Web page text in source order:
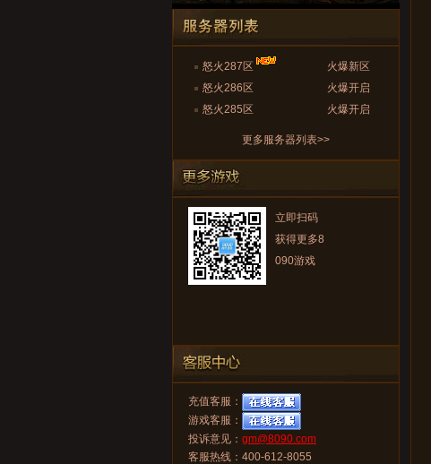
火爆新区
怒火287区
火爆开启
怒火286区
火爆开启
怒火285区
更多服务器列表>>
立即扫码
获得更多8
090游戏
充值客服：
游戏客服：
投诉意见： gm@8090.com
客服热线：400-612-8055